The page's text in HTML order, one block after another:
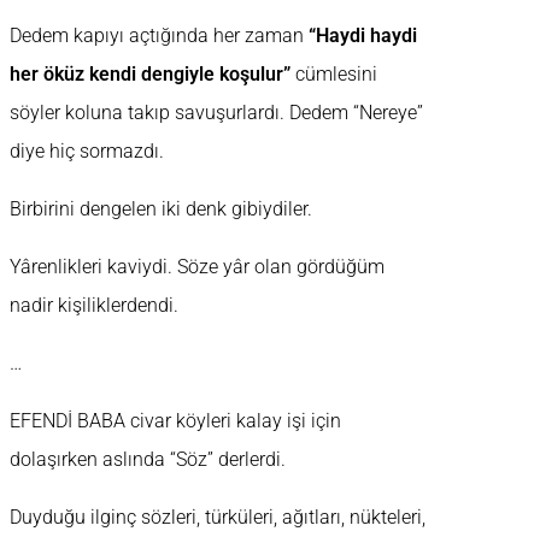
Dedem kapıyı açtığında her zaman “Haydi haydi
her öküz kendi dengiyle koşulur” cümlesini
söyler koluna takıp savuşurlardı. Dedem “Nereye”
diye hiç sormazdı.
Birbirini dengelen iki denk gibiydiler.
Yârenlikleri kaviydi. Söze yâr olan gördüğüm
nadir kişiliklerdendi.
…
EFENDİ BABA civar köyleri kalay işi için
dolaşırken aslında “Söz” derlerdi.
Duyduğu ilginç sözleri, türküleri, ağıtları, nükteleri,